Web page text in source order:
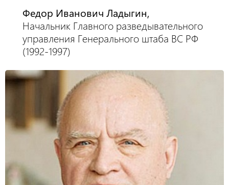
Федор Иванович Ладыгин,
Начальник Главного разведывательного
управления Генерального штаба ВС РФ
(1992-1997)